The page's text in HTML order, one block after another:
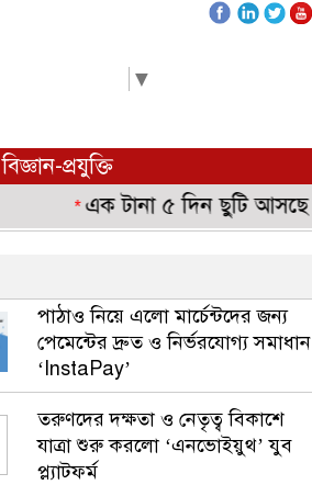
▼
বিজ্ঞান-প্রযুক্তি
এক টানা ৫ দিন ছুটি আসছে
পাঠাও নিয়ে এলো মার্চেন্টদের জন্য
পেমেন্টের দ্রুত ও নির্ভরযোগ্য সমাধান
‘InstaPay’
তরুণদের দক্ষতা ও নেতৃত্ব বিকাশে
যাত্রা শুরু করলো ‘এনভোইয়ুথ’ যুব
প্ল্যাটফর্ম